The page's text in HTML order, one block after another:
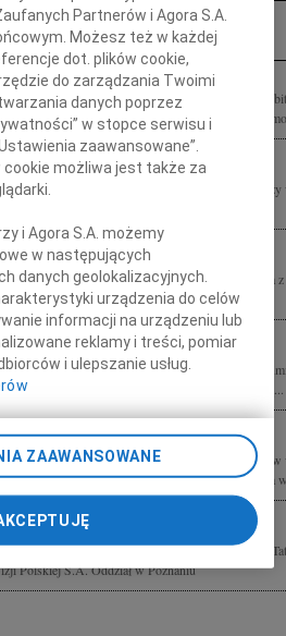
Inne kondolencje
wiadomość o odejściu Profesora Jerzego Kmity
o jasnym umyśle, osobistym uroku i poczuciu
i Rodzinie Profesora Jerzego Kmity składam wyrazy
Hannie Kmicie wyrazy serdecznego współczucia
Molekularnej i Biotechnologii...
przyjąłem wiadomość o śmierci profesora Jerzego
to, kim jestem. Łączę się w bólu z całą Rodziną...
zawiadamiamy, że w dniu 24 lipca 2012 roku zmarł
zwyczajny Uniwersytetu im. Adama Mickiewicza
głębokiego współczucia z powodu śmierci
Polskiej S.A. Oddział w Poznaniu
Partnerów i Agora S.A.
Możesz też w każdej
dot. plików cookie,
do zarządzania Twoimi
danych poprzez
w stopce serwisu i
zaawansowane”.
możliwa jest także za
i Agora S.A. możemy
w następujących
danych geolokalizacyjnych.
urządzenia do celów
informacji na urządzeniu lub
reklamy i treści, pomiar
i ulepszanie usług.
ZAAWANSOWANE